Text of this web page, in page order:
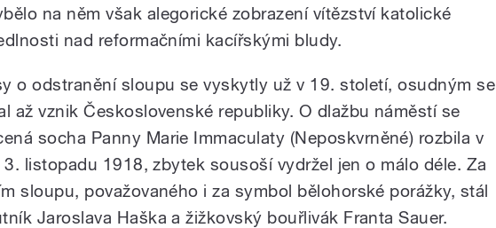
na něm však alegorické zobrazení vítězství katolické
nad reformačními kacířskými bludy.
o odstranění sloupu se vyskytly už v 19. století, osudným se
až vznik Československé republiky. O dlažbu náměstí se
socha Panny Marie Immaculaty (Neposkvrněné) rozbila v
3. listopadu 1918, zbytek sousoší vydržel jen o málo déle. Za
sloupu, považovaného i za symbol bělohorské porážky, stál
Jaroslava Haška a žižkovský bouřlivák Franta Sauer.